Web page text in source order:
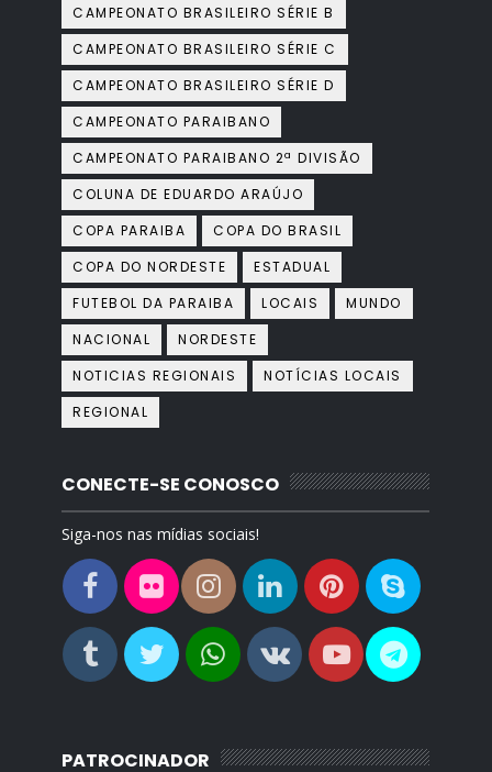
CAMPEONATO BRASILEIRO SÉRIE B
CAMPEONATO BRASILEIRO SÉRIE C
CAMPEONATO BRASILEIRO SÉRIE D
CAMPEONATO PARAIBANO
CAMPEONATO PARAIBANO 2ª DIVISÃO
COLUNA DE EDUARDO ARAÚJO
COPA PARAIBA
COPA DO BRASIL
COPA DO NORDESTE
ESTADUAL
FUTEBOL DA PARAIBA
LOCAIS
MUNDO
NACIONAL
NORDESTE
NOTICIAS REGIONAIS
NOTÍCIAS LOCAIS
REGIONAL
CONECTE-SE CONOSCO
Siga-nos nas mídias sociais!
PATROCINADOR